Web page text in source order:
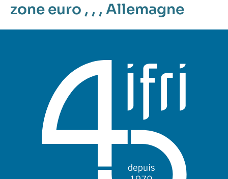
zone euro , , , Allemagne